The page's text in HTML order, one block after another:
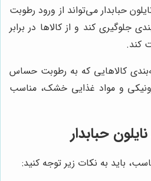
حبابدار می‌تواند از ورود رطوبت
جلوگیری کند و از کالاها در برابر
کند.
کالاهایی که به رطوبت حساس
و مواد غذایی خشک، مناسب
حبابدار
باید به نکات زیر توجه کنید: